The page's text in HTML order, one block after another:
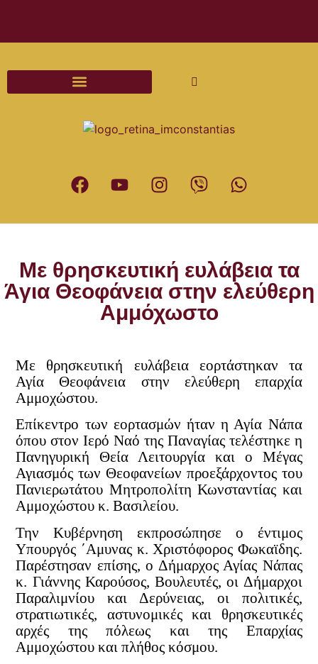
Με θρησκευτική ευλάβεια τα
Άγια Θεοφάνεια στην ελεύθερη
Αμμόχωστο
Με θρησκευτική ευλάβεια εορτάστηκαν τα
Αγία Θεοφάνεια στην ελεύθερη επαρχία
Αμμοχώστου.
Επίκεντρο των εορτασμών ήταν η Αγία Νάπα
όπου στον Ιερό Ναό της Παναγίας τελέστηκε η
Πανηγυρική Θεία Λειτουργία και ο Μέγας
Αγιασμός των Θεοφανείων προεξάρχοντος του
Πανιερωτάτου Μητροπολίτη Κωνσταντίας και
Αμμοχώστου κ. Βασιλείου.
Την Κυβέρνηση εκπροσώπησε ο έντιμος
Υπουργός ΄Αμυνας κ. Χριστόφορος Φωκαϊδης.
Παρέστησαν επίσης, ο Δήμαρχος Αγίας Νάπας
κ. Γιάννης Καρούσος, Βουλευτές, οι Δήμαρχοι
Παραλιμνίου και Δερύνειας, οι πολιτικές,
στρατιωτικές, αστυνομικές και θρησκευτικές
αρχές της πόλεως και της Επαρχίας
Αμμοχώστου και πλήθος κόσμου.